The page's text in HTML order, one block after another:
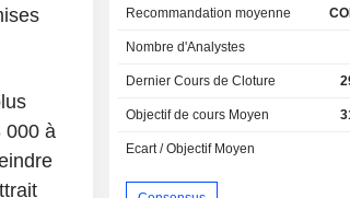
000 à
Recommandation moyenne
Nombre d'Analystes
Dernier Cours de Cloture
Objectif de cours Moyen
Ecart / Objectif Moyen